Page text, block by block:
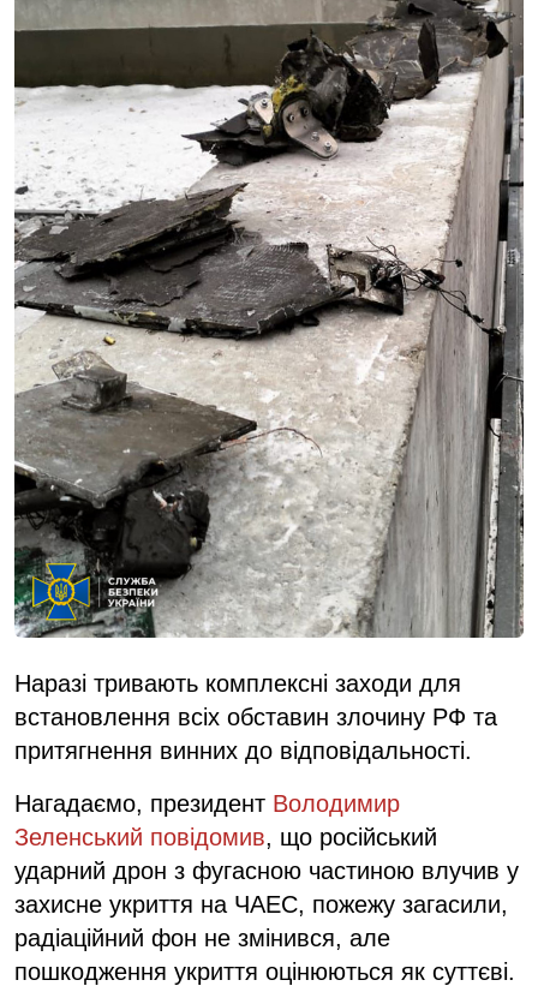
Наразі тривають комплексні заходи для
встановлення всіх обставин злочину РФ та
притягнення винних до відповідальності.
Нагадаємо, президент Володимир
Зеленський повідомив, що російський
ударний дрон з фугасною частиною влучив у
захисне укриття на ЧАЕС, пожежу загасили,
радіаційний фон не змінився, але
пошкодження укриття оцінюються як суттєві.